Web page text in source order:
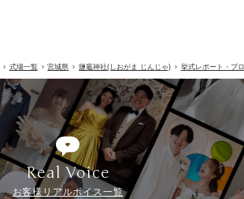
式場一覧 宮城県 鹽竈神社(しおがま じんじゃ) 挙式レポート・ブ
Real Voice
お客様リアルボイス一覧